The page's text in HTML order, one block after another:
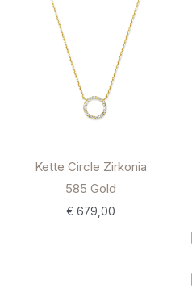
Kette Circle Zirkonia
585 Gold
€679,00